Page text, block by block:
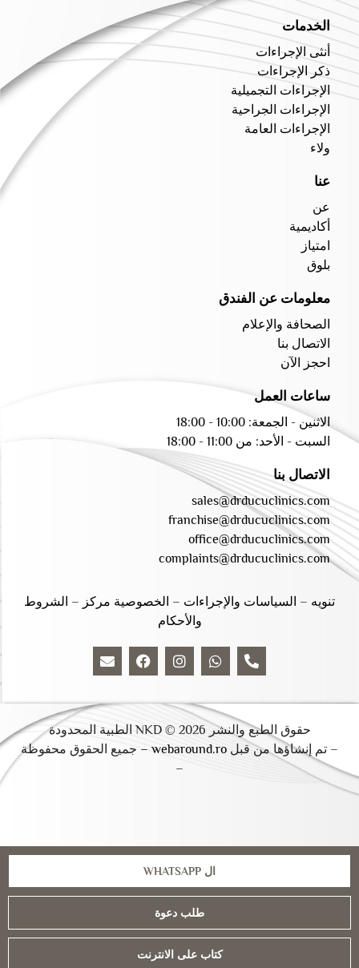
الخدمات
أنثى الإجراءات
ذكر الإجراءات
الإجراءات التجميلية
الإجراءات الجراحية
الإجراءات العامة
ولاء
عنا
عن
أكاديمية
امتياز
بلوق
معلومات عن الفندق
الصحافة والإعلام
الاتصال بنا
احجز الآن
ساعات العمل
الاثنين - الجمعة: 10:00 - 18:00
السبت - الأحد: من 11:00 - 18:00
الاتصال بنا
sales@drducuclinics.com
franchise@drducuclinics.com
office@drducuclinics.com
complaints@drducuclinics.com
تنويه – السياسات والإجراءات – الخصوصية مركز – الشروط
والأحكام
حقوق الطبع والنشر 2026 © NKD الطبية المحدودة
– تم إنشاؤها من قبل webaround.ro –
جميع الحقوق محفوظة
–
ال WHATSAPP
طلب دعوة
كتاب على الانترنت